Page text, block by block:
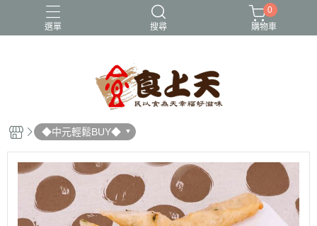
選單 搜尋
早餐/消夜 火鍋 紅龍
0
購物車
◆中元輕鬆BUY◆